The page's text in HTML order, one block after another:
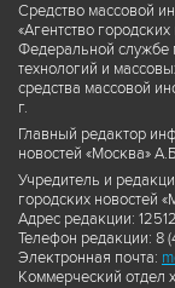
Средство массовой
«Агентство
Федеральной службе
технологий и
средства массовой
г.
Главный редактор
новостей «Москва»
Учредитель и
городских новостей
Адрес редакции:
Телефон редакции: 8
Электронная почта:
Коммерческий отдел